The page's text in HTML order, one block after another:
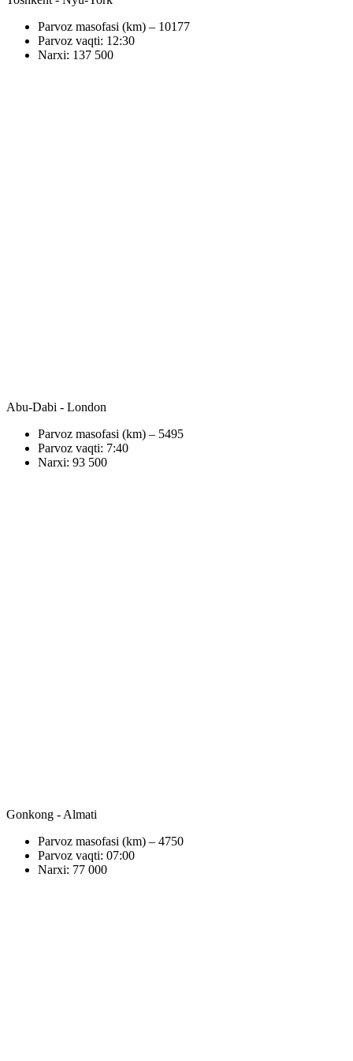
Parvoz masofasi (km) – 10177
Parvoz vaqti: 12:30
Narxi: 137 500
Abu-Dabi - London
Parvoz masofasi (km) – 5495
Parvoz vaqti: 7:40
Narxi: 93 500
Gonkong - Almati
Parvoz masofasi (km) – 4750
Parvoz vaqti: 07:00
Narxi: 77 000